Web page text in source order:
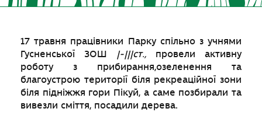
17 травня працівники Парку спільно з учнями
Гусненської ЗОШ
|-|||ст., провели активну
роботу з прибирання,озеленення та
благоустрою території біля рекреаційної зони
біля підніжжя гори Пікуй, а саме позбирали та
вивезли сміття, посадили дерева.